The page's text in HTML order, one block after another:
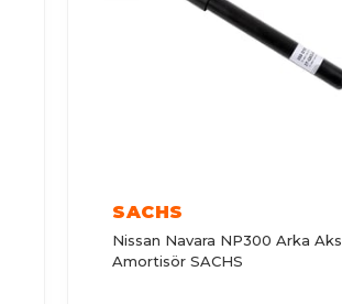
SACHS
Nissan Navara NP300 Arka Aks
Amortisör SACHS